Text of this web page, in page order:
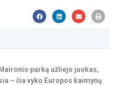
parką užliejo juokas,
– čia vyko Europos kaimynų